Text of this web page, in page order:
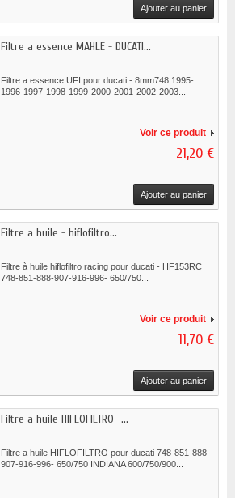
Ajouter au panier
Filtre a essence MAHLE - DUCATI...
Filtre a essence UFI pour ducati - 8mm748 1995-
1996-1997-1998-1999-2000-2001-2002-2003...
Voir ce produit
21,20 €
Ajouter au panier
Filtre a huile - hiflofiltro...
Filtre à huile hiflofiltro racing pour ducati - HF153RC
748-851-888-907-916-996- 650/750...
Voir ce produit
11,70 €
Ajouter au panier
Filtre a huile HIFLOFILTRO -...
Filtre a huile HIFLOFILTRO pour ducati 748-851-888-
907-916-996- 650/750 INDIANA 600/750/900...